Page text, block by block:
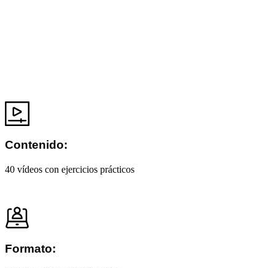
Contenido:
40 vídeos con ejercicios prácticos
Formato: